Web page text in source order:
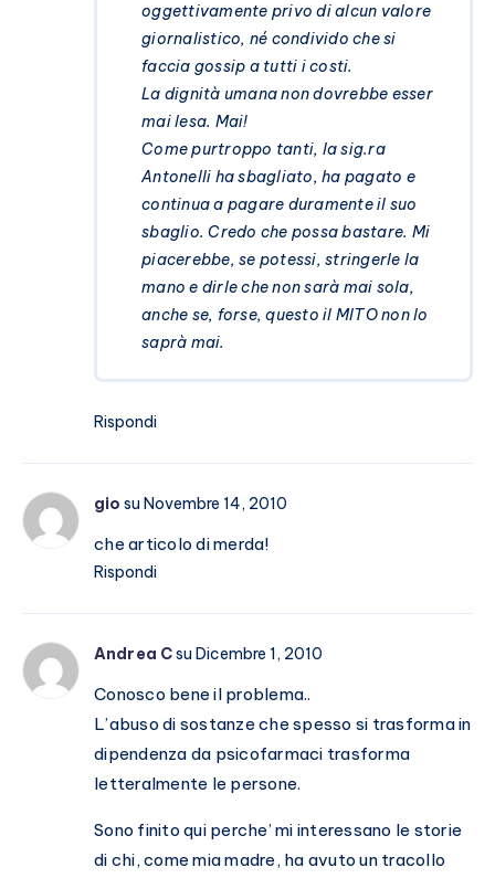
oggettivamente privo di alcun valore
giornalistico, né condivido che si
faccia gossip a tutti i costi.
La dignità umana non dovrebbe esser
mai lesa. Mai!
Come purtroppo tanti, la sig.ra
Antonelli ha sbagliato, ha pagato e
continua a pagare duramente il suo
sbaglio. Credo che possa bastare. Mi
piacerebbe, se potessi, stringerle la
mano e dirle che non sarà mai sola,
anche se, forse, questo il MITO non lo
saprà mai.
Rispondi
gio su Novembre 14, 2010
che articolo di merda!
Rispondi
Andrea Csu Dicembre 1, 2010
Conosco bene il problema..
L’abuso di sostanze che spesso si trasforma in
dipendenza da psicofarmaci trasforma
letteralmente le persone.
Sono finito qui perche’ mi interessano le storie
di chi, come mia madre, ha avuto un tracollo